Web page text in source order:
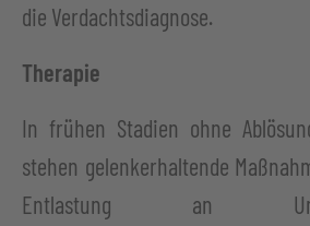
die Verdachtsdiagnose.
Therapie
In frühen Stadien ohne
stehen gelenkerhaltende
Entlastung an